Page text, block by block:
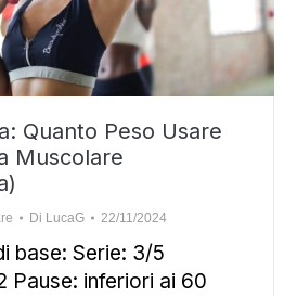
Quanto Peso Usare
Muscolare
Di LucaG 22/11/2024
base: Serie: 3/5
Pause: inferiori ai 60